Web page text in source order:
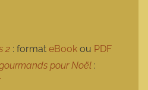
2 : format eBook ou PDF
pour Noël :